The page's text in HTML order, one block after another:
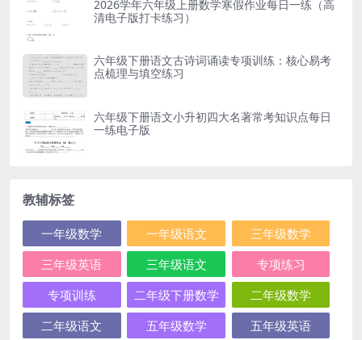
2026学年六年级上册数学寒假作业每日一练（高
清电子版打卡练习）
六年级下册语文古诗词诵读专项训练：核心易考
点梳理与填空练习
六年级下册语文小升初四大名著常考知识点每日
一练电子版
教辅标签
一年级数学 一年级语文
三年级数学
三年级英语
三年级语文
专项练习
专项训练
二年级下册数学
二年级数学
二年级语文
五年级数学
五年级英语